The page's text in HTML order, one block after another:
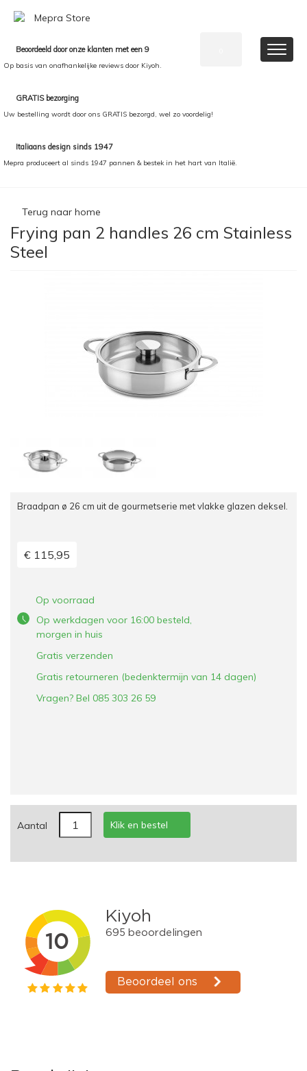
Beoordeeld door onze klanten met een 9
Op basis van onafhankelijke reviews door Kiyoh.
GRATIS bezorging
Uw bestelling wordt door ons GRATIS bezorgd, wel zo voordelig!
Italiaans design sinds 1947
Mepra produceert al sinds 1947 pannen & bestek in het hart van Italië.
Terug naar home
Frying pan 2 handles 26 cm Stainless
Steel
Braadpan ø 26 cm uit de gourmetserie met vlakke glazen deksel.
€ 115,95
Op voorraad
Op werkdagen voor 16:00 besteld,
morgen in huis
Gratis verzenden
Gratis retourneren (bedenktermijn van 14 dagen)
Vragen? Bel 085 303 26 59
Aantal Klik en bestel